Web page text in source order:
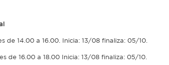
de 14.00 a 16.00. Inicia: 13/08 finaliza: 05/10.
de 16.00 a 18.00 Inicia: 13/08 finaliza: 05/10.